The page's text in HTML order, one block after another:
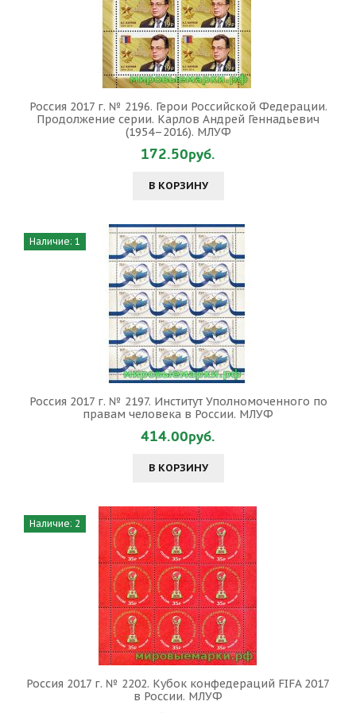
Россия 2017 г. № 2196. Герои Российской Федерации.
Продолжение серии. Карлов Андрей Геннадьевич
(1954–2016). МЛУФ
172.50руб.
В КОРЗИНУ
Наличие: 1
Россия 2017 г. № 2197. Институт Уполномоченного по
правам человека в России. МЛУФ
414.00руб.
В КОРЗИНУ
Наличие: 2
Россия 2017 г. № 2202. Кубок конфедераций FIFA 2017
в России. МЛУФ